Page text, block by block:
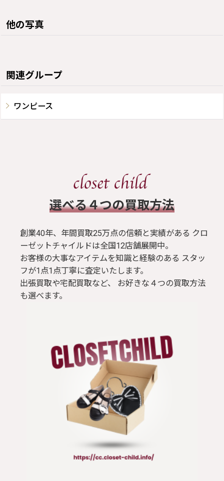
他の写真
関連グループ
ワンピース
​選べる４つの買取方法
創業40年、年間買取25万点の信頼と実績がある クロ
ーゼットチャイルドは全国12店舗展開中。
お客様の大事なアイテムを知識と経験のある スタッ
フが1点1点丁寧に査定いたします。
出張買取や宅配買取など、 お好きな４つの買取方法
も選べます。